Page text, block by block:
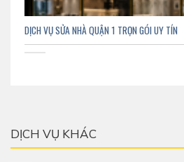
DỊCH VỤ SỬA NHÀ QUẬN 1 TRỌN GÓI UY TÍN
DỊCH VỤ KHÁC